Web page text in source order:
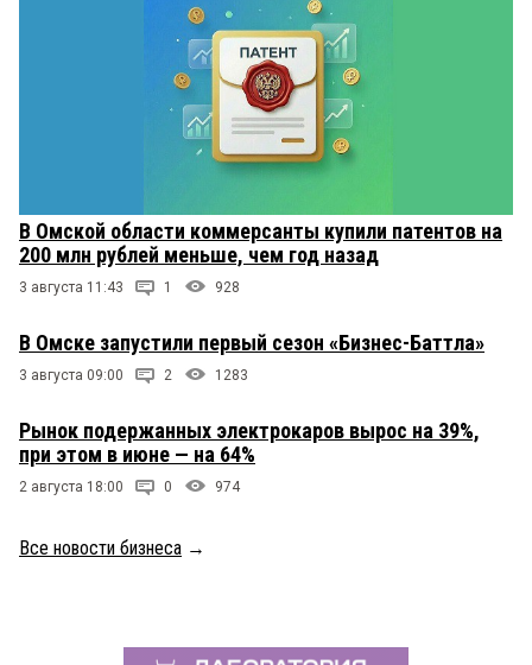
В Омской области коммерсанты купили патентов на
200 млн рублей меньше, чем год назад
3 августа 11:43 1 928
В Омске запустили первый сезон «Бизнес-Баттла»
3 августа 09:00 2 1283
Рынок подержанных электрокаров вырос на 39%,
при этом в июне — на 64%
2 августа 18:00 0 974
Все новости бизнеса →